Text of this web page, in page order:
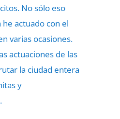
No sólo eso
actuado con el
varias ocasiones.
actuaciones de las
la ciudad entera
y